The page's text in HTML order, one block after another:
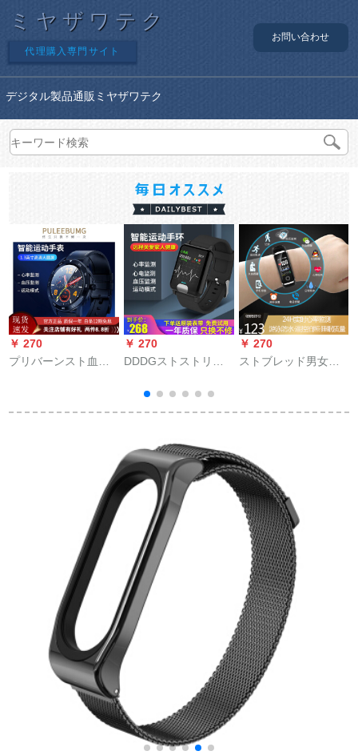
ミヤザワテク
代理購入専門サイト
お問い合わせ
デジタル製品通販ミヤザワテク
￥ 270
プリバーンスト血压
酸素睡眠防水スポラ
￥ 270
DDDGストストリッ
女のスポットライト
の腕時計の心拍数血
図リストリスト男女
カーラスカーレン老
人電子ブレスレット
レットレットアプリ
ル·ファンシー·ウェル
ミニユニ·リーグ家族
の健康に関する心を
持っています。
￥ 270
ストブレッド男女の
视运动アクアライト
世代幻夜黑